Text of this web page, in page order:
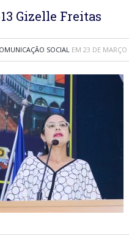
Gizelle Freitas
SOCIAL EM 23 DE MARÇO